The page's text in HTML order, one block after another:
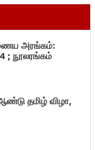
அரங்கம்:
; நூலரங்கம்
தமிழ் விழா,